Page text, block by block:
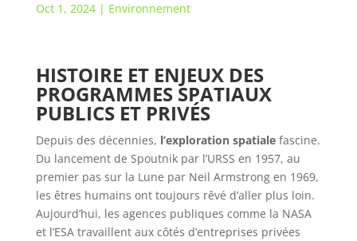
Oct 1, 2024| Environnement
HISTOIRE ET ENJEUX DES
PROGRAMMES SPATIAUX
PUBLICS ET PRIVÉS
Depuis des décennies, l’exploration spatialefascine.
Du lancement de Spoutnik par l’URSS en 1957, au
premier pas sur la Lune par Neil Armstrong en 1969,
les êtres humains ont toujours rêvé d’aller plus loin.
Aujourd’hui, les agences publiques comme la NASA
et l’ESA travaillent aux côtés d’entreprises privées